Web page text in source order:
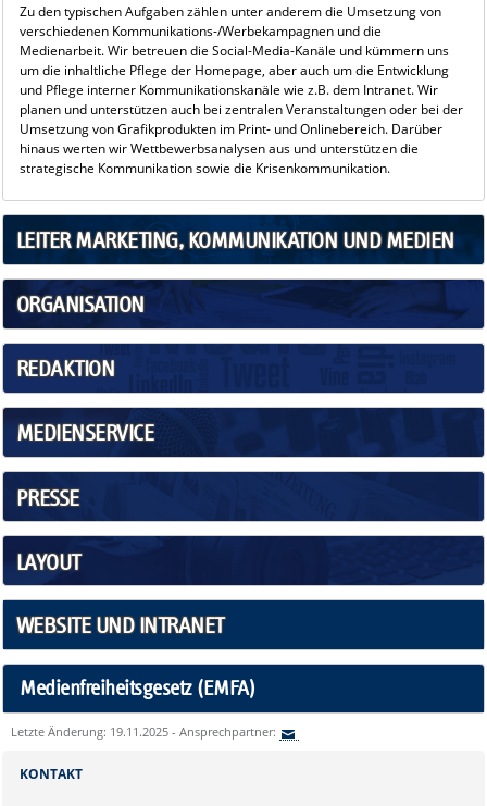
Zu den typischen Aufgaben zählen unter anderem die Umsetzung von
verschiedenen Kommunikations-/Werbekampagnen und die
Medienarbeit. Wir betreuen die Social-Media-Kanäle und kümmern uns
um die inhaltliche Pflege der Homepage, aber auch um die Entwicklung
und Pflege interner Kommunikationskanäle wie z.B. dem Intranet. Wir
planen und unterstützen auch bei zentralen Veranstaltungen oder bei der
Umsetzung von Grafikprodukten im Print- und Onlinebereich. Darüber
hinaus werten wir Wettbewerbsanalysen aus und unterstützen die
strategische Kommunikation sowie die Krisenkommunikation.
LEITER MARKETING, KOMMUNIKATION UND MEDIEN
ORGANISATION
REDAKTION
MEDIENSERVICE
PRESSE
LAYOUT
WEBSITE UND INTRANET
Medienfreiheitsgesetz (EMFA)
Letzte Änderung: 19.11.2025 - Ansprechpartner:
KONTAKT